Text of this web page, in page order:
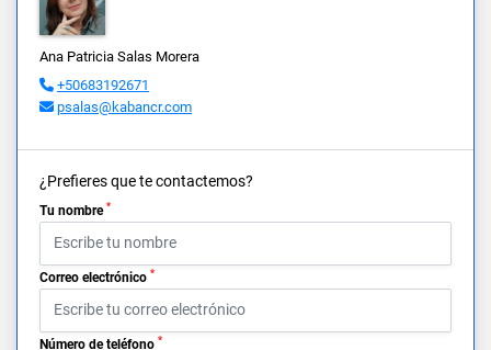
Ana Patricia Salas Morera
+50683192671
psalas@kabancr.com
¿Prefieres que te contactemos?
Tu nombre *
Correo electrónico *
Número de teléfono *